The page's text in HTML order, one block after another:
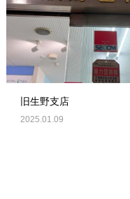
旧生野支店
2025.01.09